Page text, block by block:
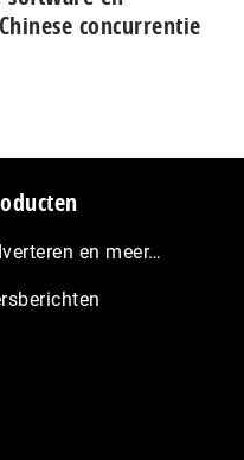
con­cur­ren­tie
en meer…